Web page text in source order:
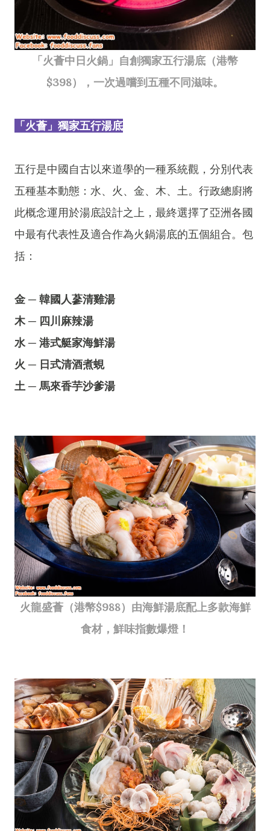
「火薈中日火鍋」自創獨家五行湯底（港幣
$398），一次過嚐到五種不同滋味。
「火薈」獨家五行湯底
五行是中國自古以來道學的一種系統觀，分別代表
五種基本動態：水、火、金、木、土。行政總廚將
此概念運用於湯底設計之上，最終選擇了亞洲各國
中最有代表性及適合作為火鍋湯底的五個組合。包
括：
金 ─ 韓國人蔘清雞湯
木 ─ 四川麻辣湯
水 ─ 港式艇家海鮮湯
火 ─ 日式清酒煮蜆
土 ─ 馬來香芋沙爹湯
火龍盛薈（港幣$988）由海鮮湯底配上多款海鮮
食材，鮮味指數爆燈！